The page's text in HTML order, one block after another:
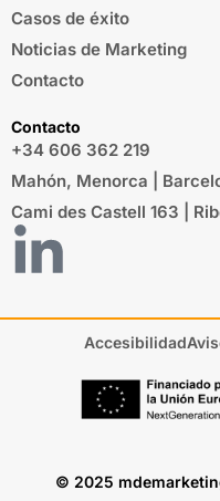
Casos de éxito
Noticias de Marketing
Contacto
Contacto
+34 606 362 219
Mahón, Menorca |
Cami des Castell 163 |
© 2025
Accesibilidad